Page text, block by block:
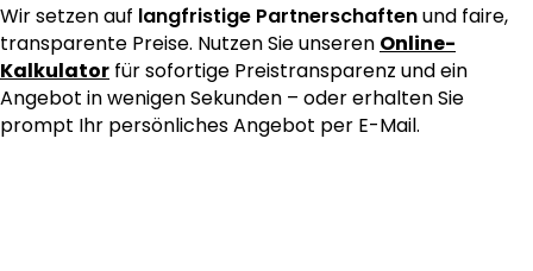
Wir setzen auf langfristige Partnerschaftenund faire,
transparente Preise. Nutzen Sie unseren Online-
Kalkulator für sofortige Preistransparenz und ein
Angebot in wenigen Sekunden – oder erhalten Sie
prompt Ihr persönliches Angebot per E-Mail.